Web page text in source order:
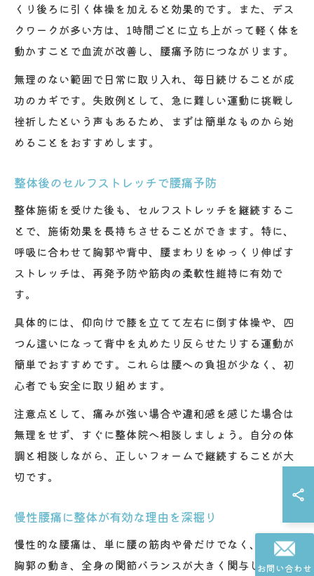
くり後ろに引く体操を加えると効果的です。また、デス
クワークが多い方は、1時間ごとに立ち上がって軽く体を
動かすことで血流が改善し、腰痛予防につながります。
無理のない範囲で日常に取り入れ、毎日続けることが成
功のカギです。失敗例として、急に難しい運動に挑戦し
挫折したという声もあるため、まずは簡単なものから始
めることをおすすめします。
整体後のセルフストレッチで腰痛予防
整体施術を受けた後も、セルフストレッチを継続するこ
とで、施術効果を長持ちさせることができます。特に、
呼吸に合わせて胸郭や背中、腰まわりをゆっくり伸ばす
ストレッチは、再発予防や筋肉の柔軟性維持に有効で
す。
具体的には、仰向けで膝を立てて左右に倒す体操や、四
つん這いになって背中を丸めたり反らせたりする運動が
簡単でおすすめです。これらは腰への負担が少なく、初
心者でも安全に取り組めます。
注意点として、痛みが強い場合や違和感を感じた場合は
無理をせず、すぐに整体院へ相談しましょう。自分の体
調と相談しながら、正しいフォームで継続することが大
切です。
慢性腰痛に整体が有効な理由を深掘り
慢性的な腰痛は、単に腰の筋肉や骨だけでなく、呼吸や
胸郭の動き、全身の関節バランスが大きく関与していま
お問い合わせ